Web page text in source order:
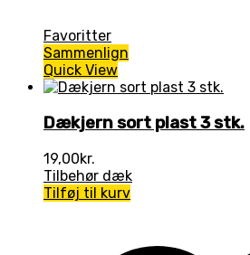
Favoritter
Sammenlign
Quick View
Dækjern sort plast 3 stk.
19,00kr.
Tilbehør dæk
Tilføj til kurv